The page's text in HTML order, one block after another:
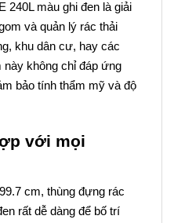
240L màu ghi đen là giải
và quản lý rác thải
khu dân cư, hay các
này không chỉ đáp ứng
bảo tính thẩm mỹ và độ
với mọi
cm, thùng đựng rác
rất dễ dàng để bố trí